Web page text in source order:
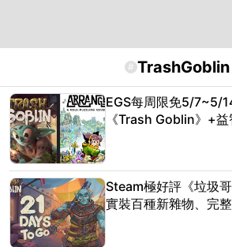
# TrashGoblin
EGS每周限免5/7~5/
《Trash Goblin》+益
Steam極好評《垃圾
實裝百種新雜物、完